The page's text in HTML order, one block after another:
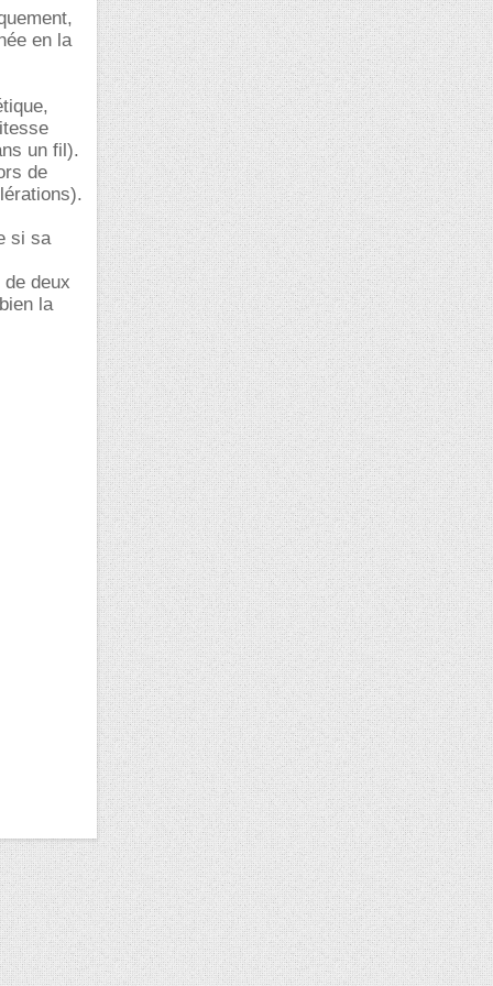
en la
un fil).
de
si sa
deux
la